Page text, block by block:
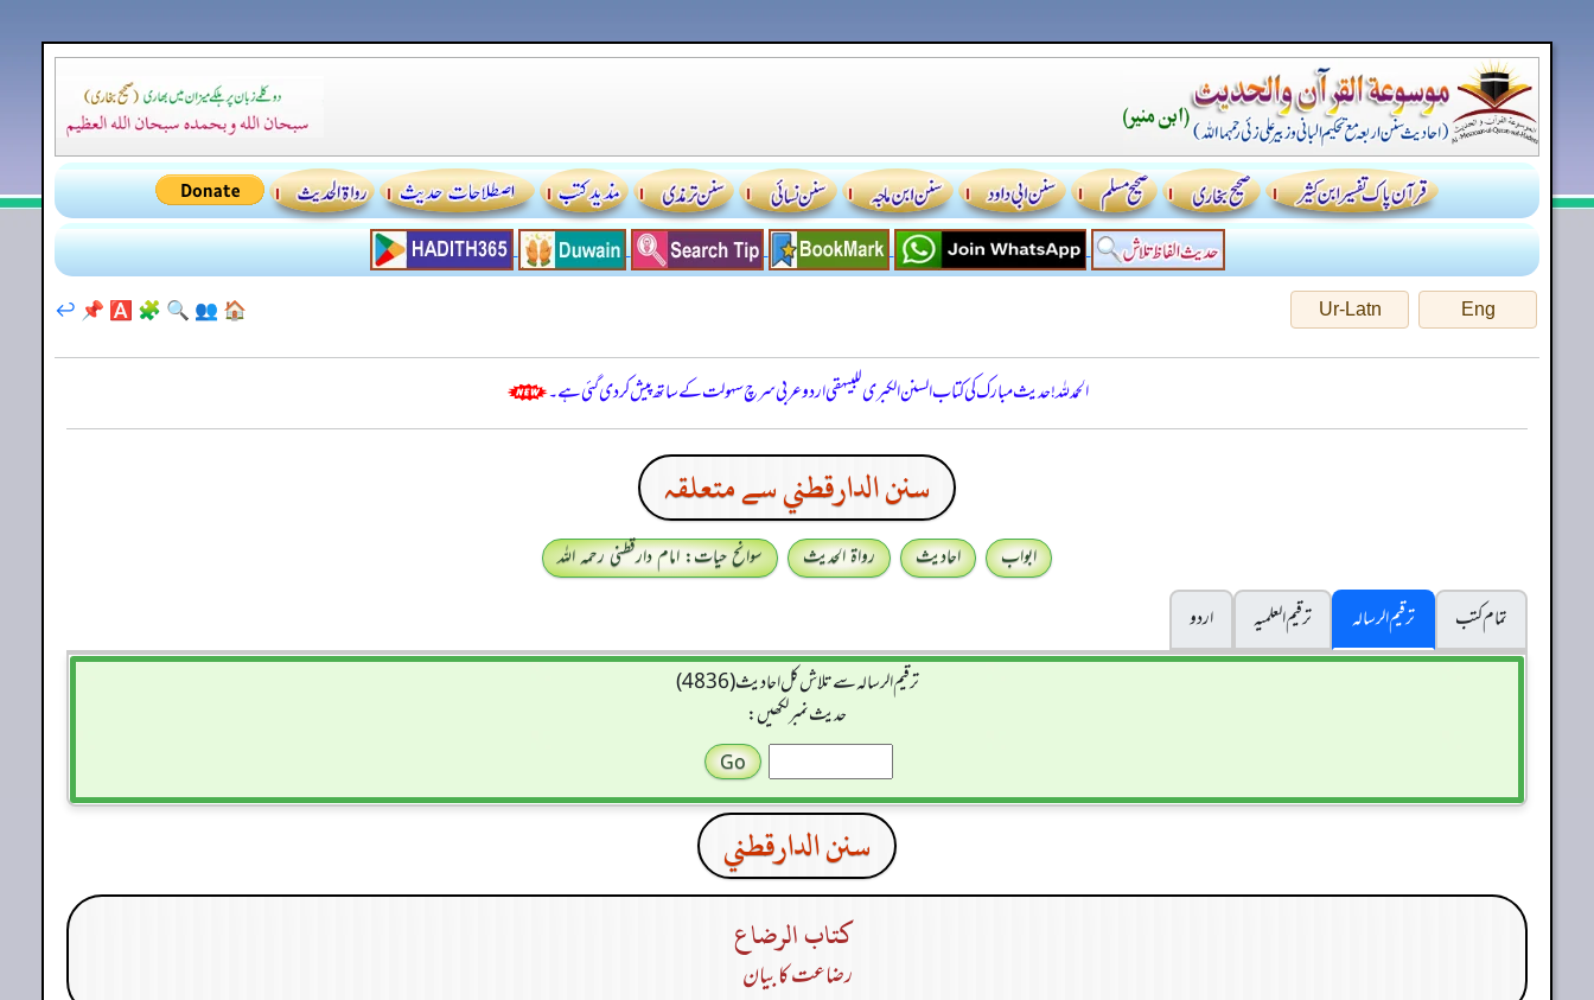
Eng
Ur-Latn
🏠
👥
🔍
🧩
🅰️
📌
↩️
الحمدللہ! حدیث مبارک کی کتاب السنن الكبرى للبيهقي اردو عربی سرچ سہولت کے ساتھ پیش کر دی گئی ہے۔
سنن الدارقطني سے متعلقہ
ابواب احادیث رواۃ الحدیث
سوانح حیات: امام دارقطنی رحمہ اللہ
تمام کتب
ترقیم الرسالہ ترقیم العلمیہ
اردو
ترقیم الرسالہ سے تلاش کل احادیث (4836)
حدیث نمبر لکھیں:
سنن الدارقطني
كتاب الرضاع
رضاعت کا بیان